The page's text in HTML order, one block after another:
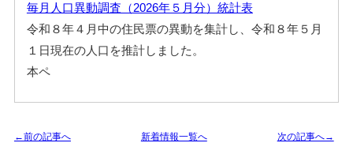
毎月人口異動調査（2026年５月分）統計表
令和８年４月中の住民票の異動を集計し、令和８年５月
１日現在の人口を推計しました。
本ペ
←前の記事へ 新着情報一覧へ 次の記事へ→